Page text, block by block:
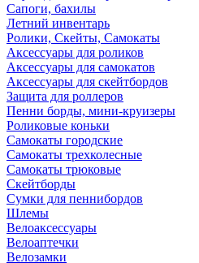
Сапоги, бахилы
Летний инвентарь
Ролики, Скейты, Самокаты
Аксессуары для роликов
Аксессуары для самокатов
Аксессуары для скейтбордов
Защита для роллеров
Пенни борды, мини-круизеры
Роликовые коньки
Самокаты городские
Самокаты трехколесные
Самокаты трюковые
Скейтборды
Сумки для пеннибордов
Шлемы
Велоаксессуары
Велоаптечки
Велозамки